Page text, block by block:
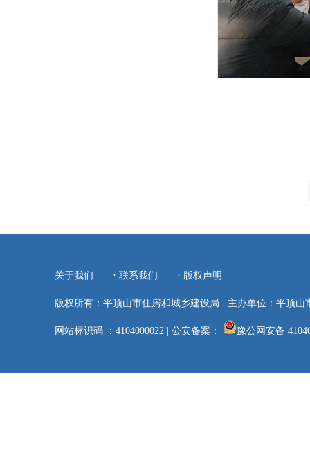
关于我们 · 联系我们 · 版权声明
版权所有：平顶山市住房和城乡建设局 主办单位：平顶山
网站标识码 ：4104000022| 公安备案： 豫公网安备